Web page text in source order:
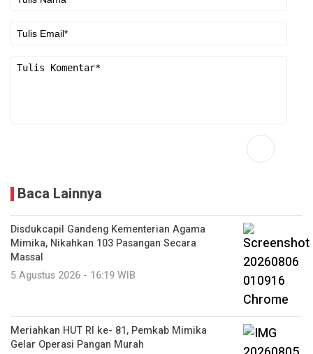
Baca Lainnya
Disdukcapil Gandeng Kementerian Agama
Mimika, Nikahkan 103 Pasangan Secara
Massal
5 Agustus 2026 - 16:19 WIB
Meriahkan HUT RI ke- 81, Pemkab Mimika
Gelar Operasi Pangan Murah